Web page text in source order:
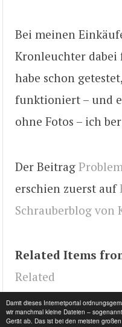
Damit dieses Internetportal
wir manchmal kleine Dateien –
Gerät ab. Das ist bei den meisten
Bei meinen
Kronleuchter dabei
habe schon
funktioniert – und
ohne Fotos – ich
Der Beitrag
erschien zuerst auf
Schrauberblog von
Related Items
Related
Tags KLEs Home